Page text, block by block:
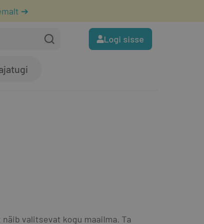
➔
Logi sisse
valitsevat kogu maailma. Ta